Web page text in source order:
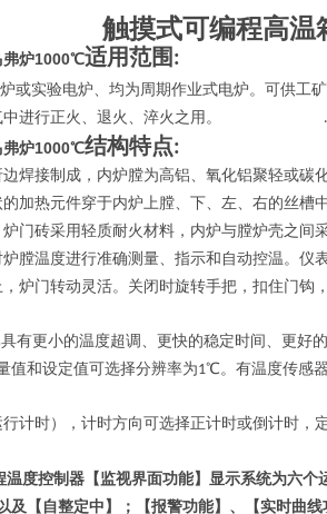
触摸式可编程高温
弗炉1000℃适用范围 :
或实验电炉、均为周期作业式电炉。可供工
气中进行正火、退火、淬火之用。 .
弗炉1000℃结构特点:
焊接制成，内炉膛为高铝、氧化铝聚轻或碳
加热元件穿于内炉上膛、下、左、右的丝槽中
门砖采用轻质耐火材料，内炉与膛炉壳之间
膛温度进行准确测量、指示和自动控温。仪
炉门转动灵活。关闭时旋转手把，扣住门
有更小的温度超调、更快的稳定时间、更好
值和设定值可选择分辨率为1℃。有温度传感
计时），计时方向可选择正计时或倒计时，
温度控制器【监视界面功能】显示系统为六
【自整定中】；【报警功能】、
【实时曲线